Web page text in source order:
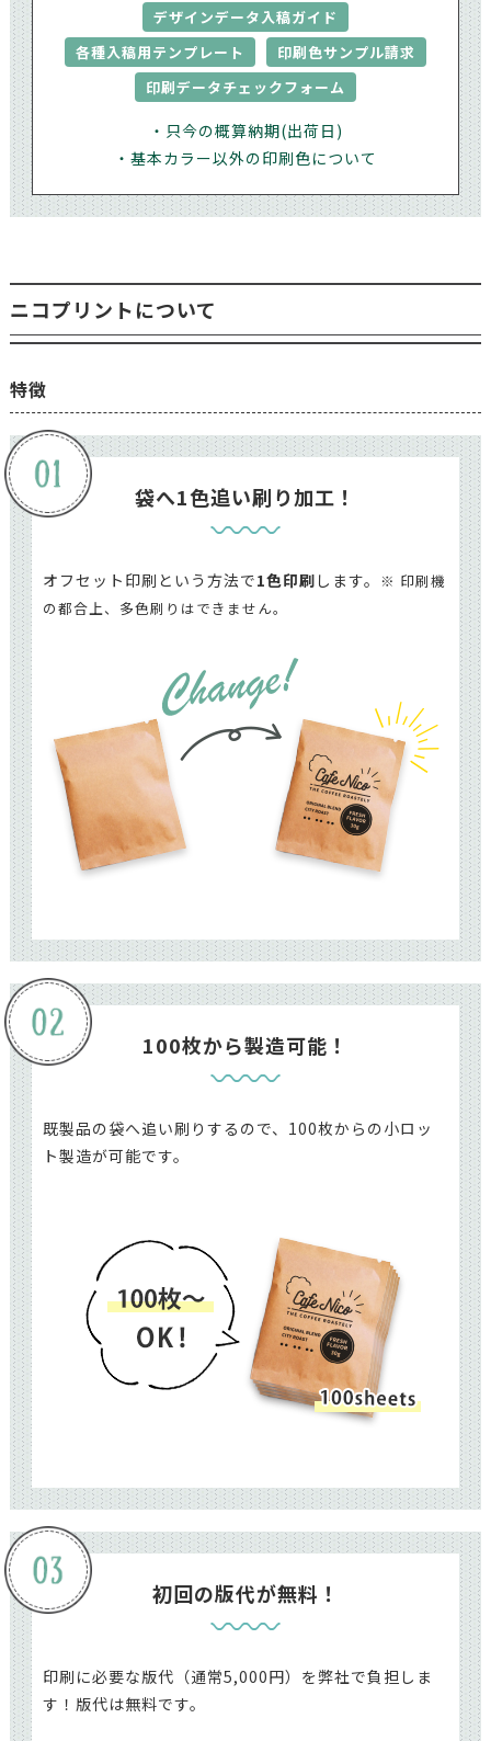
デザインデータ入稿ガイド
各種入稿用テンプレート
印刷色サンプル請求
印刷データチェックフォーム
・只今の概算納期(出荷日)
・基本カラー以外の印刷色について
ニコプリントについて
特徴
袋へ1色追い刷り加工！
オフセット印刷という方法で1色印刷 します。 ※ 印刷機
の都合上、多色刷りはできません。
100枚から製造可能！
既製品の袋へ追い刷りするので、100枚からの小ロッ
ト製造が可能です。
初回の版代が無料！
印刷に必要な版代（通常5,000円）を弊社で負担しま
す！版代は無料です。